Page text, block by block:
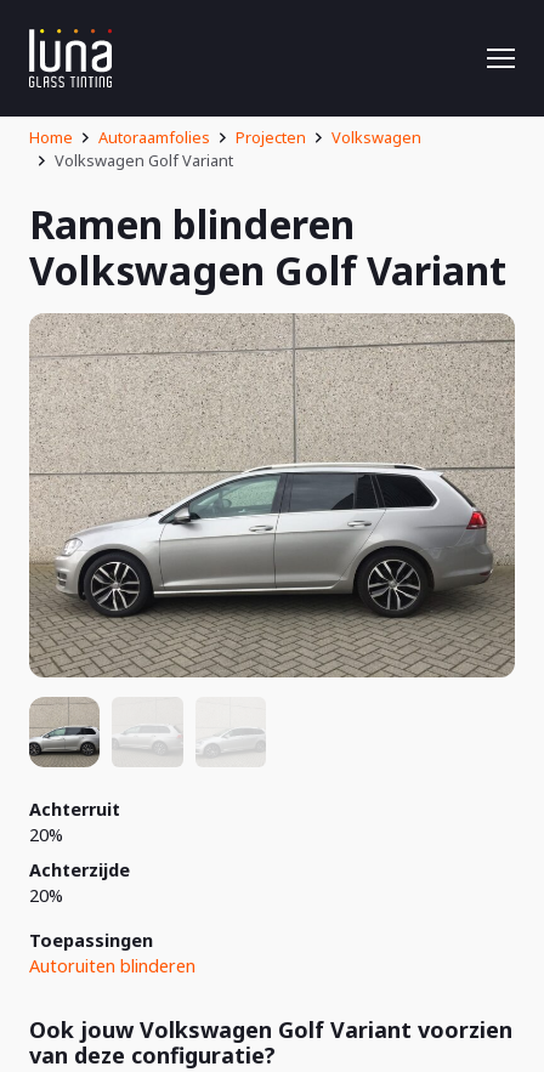
Home Autoraamfolies Projecten
Volkswagen
Volkswagen Golf Variant
Ramen blinderen
Volkswagen Golf Variant
Achterruit
20%
Achterzijde
20%
Toepassingen
Autoruiten blinderen
Ook jouw Volkswagen Golf Variant voorzien
van deze configuratie?